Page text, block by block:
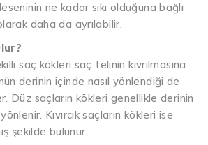
ne kadar sıkı olduğuna bağlı
daha da ayrılabilir.
saç kökleri saç telinin kıvrılmasına
derinin içinde nasıl yönlendiği de
Düz saçların kökleri genellikle derinin
Kıvırcık saçların kökleri ise
şekilde bulunur.